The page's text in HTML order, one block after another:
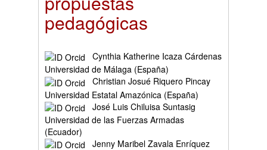
pedagógicas
Cynthia Katherine Icaza Cárdenas
Universidad de Málaga (España)
Christian Josué Riquero Pincay
Universidad Estatal Amazónica (España)
José Luis Chiluisa Suntasig
Universidad de las Fuerzas Armadas
(Ecuador)
Jenny Maribel Zavala Enríquez